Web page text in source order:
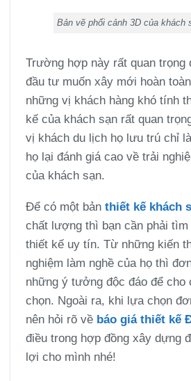
Bản vẽ phối cảnh 3D của khách
Trường hợp này rất quan trọng
đầu tư muốn xây mới hoàn
những vị khách hàng khó tính
kế của khách sạn rất quan
vị khách du lịch họ lưu trú chỉ
họ lại đánh giá cao về trải
của khách sạn.
Để có một bản thiết kế khách
chất lượng thì bạn cần phải
thiết kế uy tín. Từ những kiến
nghiệm làm nghề của họ thì
những ý tưởng độc đáo để cho
chọn. Ngoài ra, khi lựa chọn
nên hỏi rõ về báo giá thiết kế
điều trong hợp đồng xây dựng
lợi cho mình nhé!